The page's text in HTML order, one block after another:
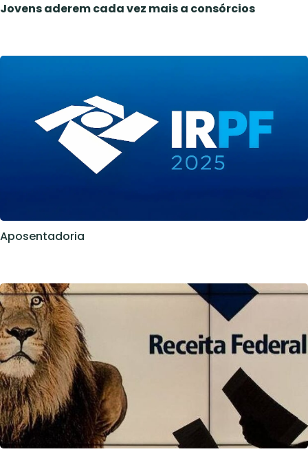
Jovens aderem cada vez mais a consórcios
Aposentadoria